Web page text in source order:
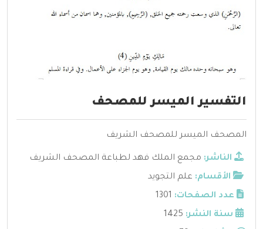
التفسير الميسر للمصحف
المصحف الميسر للمصحف الشريف
الناشر: مجمع الملك فهد لطباعة المصحف الشريف
الأقسام: علم التجويد
عدد الصفحات: 1301
سنة النشر: 1425